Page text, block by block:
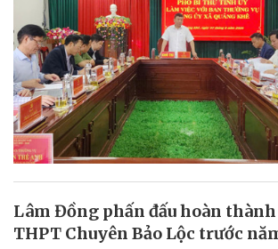
Lâm Đồng phấn đấu hoàn
THPT Chuyên Bảo Lộc trước